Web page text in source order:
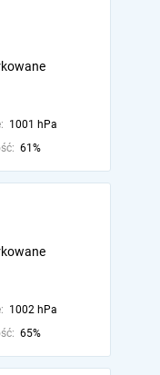
1001 hPa
61%
1002 hPa
65%